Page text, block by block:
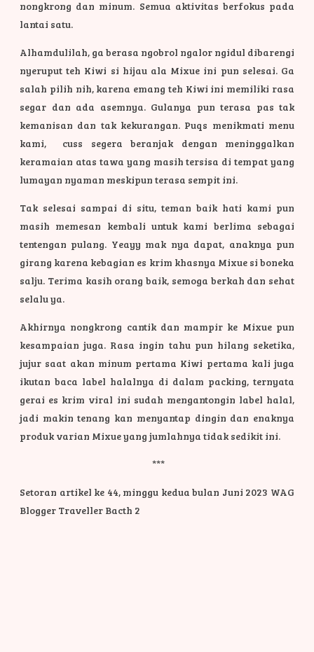
nongkrong dan minum. Semua aktivitas berfokus pada
lantai satu.
Alhamdulilah, ga berasa ngobrol ngalor ngidul dibarengi
nyeruput teh Kiwi si hijau ala Mixue ini pun selesai. Ga
salah pilih nih, karena emang teh Kiwi ini memiliki rasa
segar dan ada asemnya. Gulanya pun terasa pas tak
kemanisan dan tak kekurangan. Puqs menikmati menu
kami, cuss segera beranjak dengan meninggalkan
keramaian atas tawa yang masih tersisa di tempat yang
lumayan nyaman meskipun terasa sempit ini.
Tak selesai sampai di situ, teman baik hati kami pun
masih memesan kembali untuk kami berlima sebagai
tentengan pulang. Yeayy mak nya dapat, anaknya pun
girang karena kebagian es krim khasnya Mixue si boneka
salju. Terima kasih orang baik, semoga berkah dan sehat
selalu ya.
Akhirnya nongkrong cantik dan mampir ke Mixue pun
kesampaian juga. Rasa ingin tahu pun hilang seketika,
jujur saat akan minum pertama Kiwi pertama kali juga
ikutan baca label halalnya di dalam packing, ternyata
gerai es krim viral ini sudah mengantongin label halal,
jadi makin tenang kan menyantap dingin dan enaknya
produk varian Mixue yang jumlahnya tidak sedikit ini.
***
Setoran artikel ke 44, minggu kedua bulan Juni 2023 WAG
Blogger Traveller Bacth 2